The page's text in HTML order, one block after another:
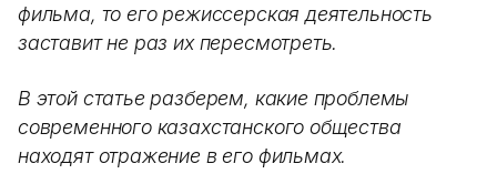
фильма, то его режиссерская деятельность
заставит не раз их пересмотреть.
В этой статье разберем, какие проблемы
современного казахстанского общества
находят отражение в его фильмах.